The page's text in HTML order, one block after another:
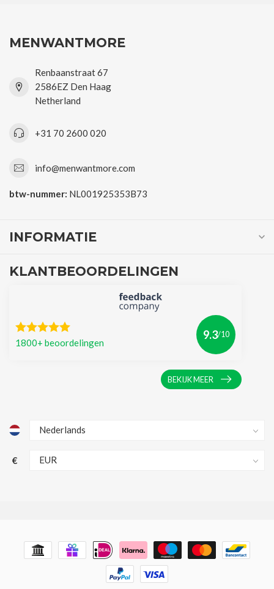
MENWANTMORE
Renbaanstraat 67
2586EZ Den Haag
Netherland
+31 70 2600 020
info@menwantmore.com
btw-nummer: NL001925353B73
INFORMATIE
KLANTBEOORDELINGEN
1800+ beoordelingen
9.3/10
BEKIJK MEER
€